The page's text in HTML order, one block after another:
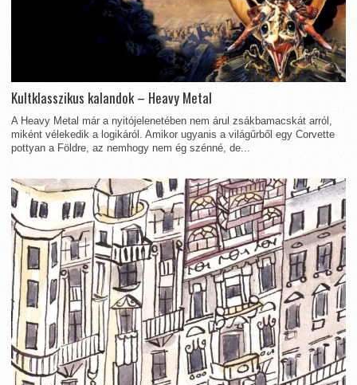
Kultklasszikus kalandok – Heavy Metal
A Heavy Metal már a nyitójelenetében nem árul zsákbamacskát arról,
miként vélekedik a logikáról. Amikor ugyanis a világűrből egy Corvette
pottyan a Földre, az nemhogy nem ég szénné, de...